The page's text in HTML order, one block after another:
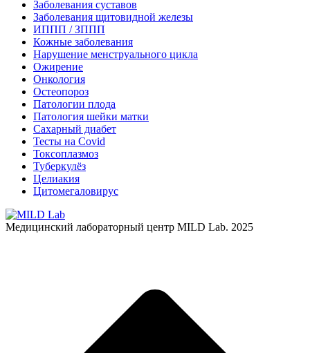
Заболевания суставов
Заболевания щитовидной железы
ИППП / ЗППП
Кожные заболевания
Нарушение менструального цикла
Ожирение
Онкология
Остеопороз
Патологии плода
Патология шейки матки
Сахарный диабет
Тесты на Covid
Токсоплазмоз
Туберкулёз
Целиакия
Цитомегаловирус
Медицинский лабораторный центр MILD Lab. 2025